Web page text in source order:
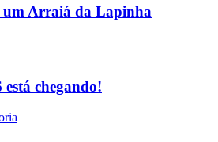
um Arraiá da Lapinha
chegando!